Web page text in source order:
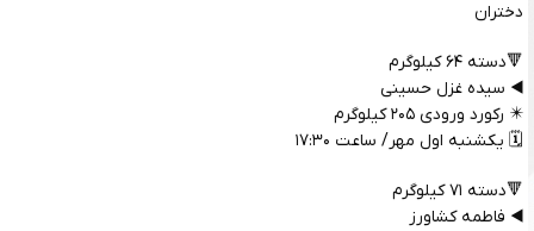
دختران
🔻دسته ۶۴ کیلوگرم
◀️ سیده غزل حسینی
✴️ رکورد ورودی ۲۰۵ کیلوگرم
🗓️ یکشنبه اول مهر/ ساعت ۱۷:۳۰
🔻دسته ۷۱ کیلوگرم
◀️ فاطمه کشاورز